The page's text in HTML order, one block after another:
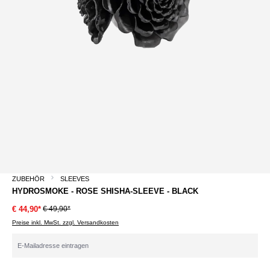
ZUBEHÖR SLEEVES
HYDROSMOKE - ROSE SHISHA-SLEEVE - BLACK
€ 44,90* € 49,90*
Preise inkl. MwSt. zzgl. Versandkosten